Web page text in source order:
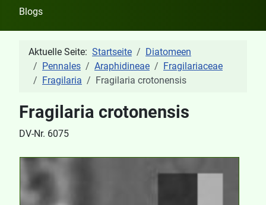
Blogs
Aktuelle Seite: Startseite
Diatomeen
Pennales
Araphidineae
Fragilariaceae
Fragilaria
Fragilaria crotonensis
Fragilaria crotonensis
DV-Nr. 6075